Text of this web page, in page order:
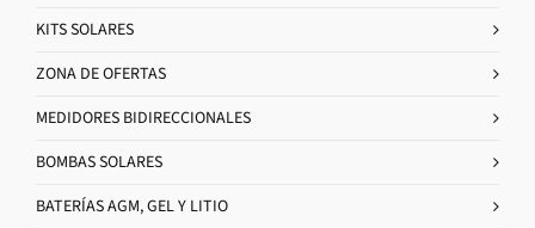
KITS SOLARES
ZONA DE OFERTAS
MEDIDORES BIDIRECCIONALES
BOMBAS SOLARES
BATERÍAS AGM, GEL Y LITIO